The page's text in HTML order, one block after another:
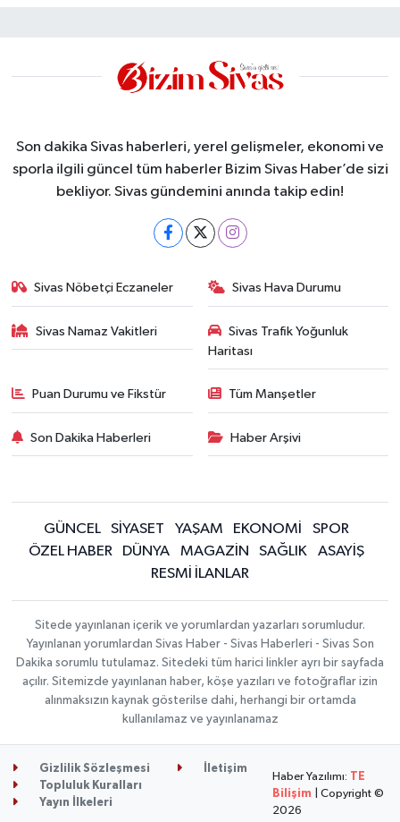
Son dakika Sivas haberleri, yerel gelişmeler, ekonomi ve
sporla ilgili güncel tüm haberler Bizim Sivas Haber’de sizi
bekliyor. Sivas gündemini anında takip edin!
Sivas Nöbetçi Eczaneler Sivas Hava Durumu
Sivas Namaz Vakitleri
Sivas Trafik Yoğunluk
Haritası
Puan Durumu ve Fikstür Tüm Manşetler
Son Dakika Haberleri Haber Arşivi
GÜNCEL SİYASET YAŞAM EKONOMİ
SPOR
ÖZEL HABER
DÜNYA MAGAZİN SAĞLIK
ASAYİŞ
RESMİ İLANLAR
Sitede yayınlanan içerik ve yorumlardan yazarları sorumludur.
Yayınlanan yorumlardan Sivas Haber - Sivas Haberleri - Sivas Son
Dakika sorumlu tutulamaz. Sitedeki tüm harici linkler ayrı bir sayfada
açılır. Sitemizde yayınlanan haber, köşe yazıları ve fotoğraflar izin
alınmaksızın kaynak gösterilse dahi, herhangi bir ortamda
kullanılamaz ve yayınlanamaz
Gizlilik Sözleşmesi
İletişim
Topluluk Kuralları
Yayın İlkeleri
Haber Yazılımı: TE
Bilişim | Copyright ©
2026